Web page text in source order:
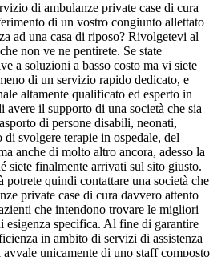
di ambulanze private case di cura
di un vostro congiunto allettato
ad una casa di riposo? Rivolgetevi al
non ve ne pentirete. Se state
a soluzioni a basso costo ma vi siete
di un servizio rapido dedicato, e
altamente qualificato ed esperto in
avere il supporto di una società che sia
di persone disabili, neonati,
di svolgere terapie in ospedale, del
anche di molto altro ancora, adesso la
siete finalmente arrivati sul sito giusto.
potrete quindi contattare una società che
private case di cura davvero attento
che intendono trovare le migliori
esigenza specifica. Al fine di garantire
in ambito di servizi di assistenza
avvale unicamente di uno staff composto